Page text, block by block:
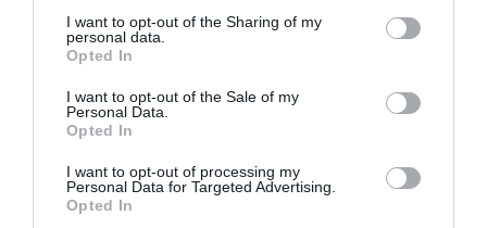
not limited to your visit or usage behaviour. You may click to
grant or deny consent to Google and its third-party tags to
use your data for below specified purposes in below Google
consent section.
I want to opt-out of the Sharing of my
personal data.
Opted In
I want to opt-out of the Sale of my
Personal Data.
Opted In
I want to opt-out of processing my
Personal Data for Targeted Advertising.
Opted In
van a mangalica, a körömpörkölt, vagy a
borjúpaprikás, akkor tudni kell hova tegyük a
fókuszt – jó alapanyagból, jól elkészítve. A
külföldi vendégek is örömmel kóstolják ezeket.
Ez is fenntarthatóság: helyi értékek, helyi
gazdáktól.
„Fontosnak tartom, hogy az éttermek szerepet
vállaljanak a szemléletformálásban, de nem